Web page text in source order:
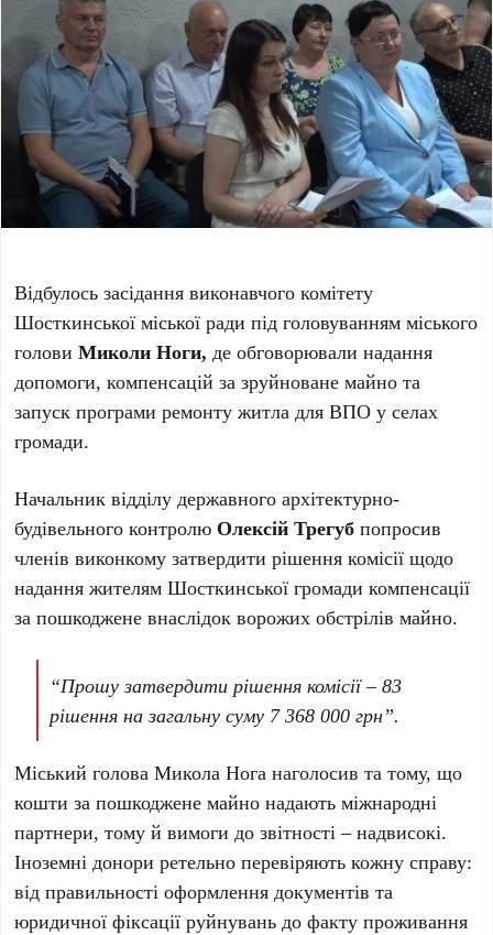
Відбулось засідання виконавчого комітету
Шосткинської міської ради під головуванням міського
голови Миколи Ноги, де обговорювали надання
допомоги, компенсацій за зруйноване майно та
запуск програми ремонту житла для ВПО у селах
громади.
Начальник відділу державного архітектурно-
будівельного контролю Олексій Трегуб попросив
членів виконкому затвердити рішення комісії щодо
надання жителям Шосткинської громади компенсації
за пошкоджене внаслідок ворожих обстрілів майно.
“Прошу затвердити рішення комісії – 83
рішення на загальну суму 7 368 000 грн”.
Міський голова Микола Нога наголосив та тому, що
кошти за пошкоджене майно надають міжнародні
партнери, тому й вимоги до звітності – надвисокі.
Іноземні донори ретельно перевіряють кожну справу:
від правильності оформлення документів та
юридичної фіксації руйнувань до факту проживання